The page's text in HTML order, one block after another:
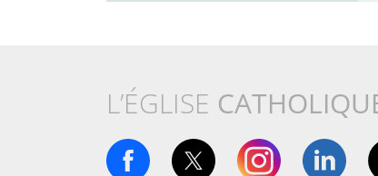
L’ÉGLISE